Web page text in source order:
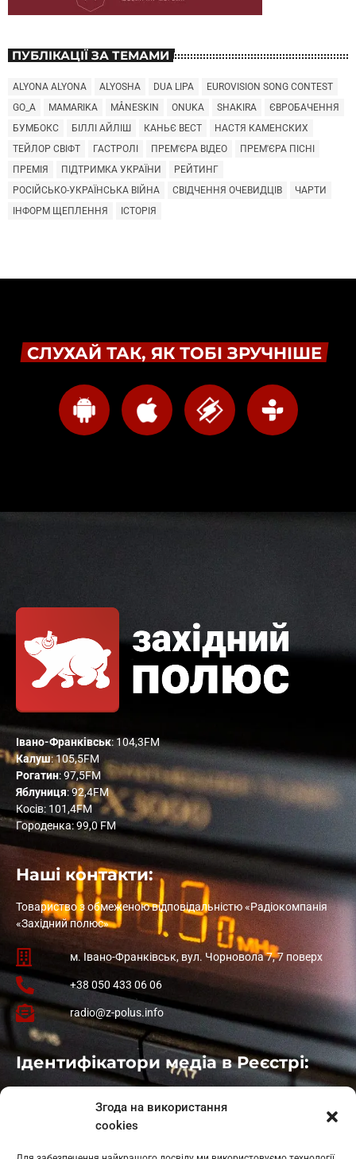
Згода на використання
cookies
ПУБЛІКАЦІЇ ЗА ТЕМАМИ
ALYONA ALYONA ALYOSHA DUA LIPA
EUROVISION SONG CONTEST
GO_A
MAMARIKA MÅNESKIN ONUKA SHAKIRA
ЄВРОБАЧЕННЯ
БУМБОКС
БІЛЛІ АЙЛІШ КАНЬЄ ВЕСТ
НАСТЯ КАМЕНСКИХ
ТЕЙЛОР СВІФТ
ГАСТРОЛІ ПРЕМ'ЄРА ВІДЕО
ПРЕМ'ЄРА ПІСНІ
ПРЕМІЯ
ПІДТРИМКА УКРАЇНИ
РЕЙТИНГ
РОСІЙСЬКО-УКРАЇНСЬКА ВІЙНА
СВІДЧЕННЯ ОЧЕВИДЦІВ
ЧАРТИ
ІНФОРМ ЩЕПЛЕННЯ
ІСТОРІЯ
СЛУХАЙ ТАК, ЯК ТОБІ ЗРУЧНІШЕ
Івано-Франківськ: 104,3FM
Калуш: 105,5FM
Рогатин: 97,5FM
Яблуниця: 92,4FM
Косів: 101,4FM
Городенка: 99,0 FM
Наші контакти:
Товариство з обмеженою відповідальністю «Радіокомпанія
«Західний полюс»
м. Івано-Франківськ, вул. Чорновола 7, 7 поверх
+38 050 433 06 06
radio@z-polus.info
Ідентифікатори медіа в Реєстрі:
: L11-01410
: L11-01801